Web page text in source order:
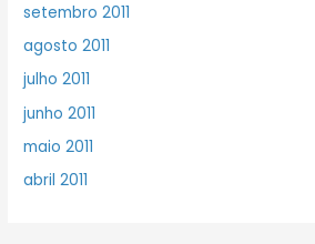
setembro 2011
agosto 2011
julho 2011
junho 2011
maio 2011
abril 2011